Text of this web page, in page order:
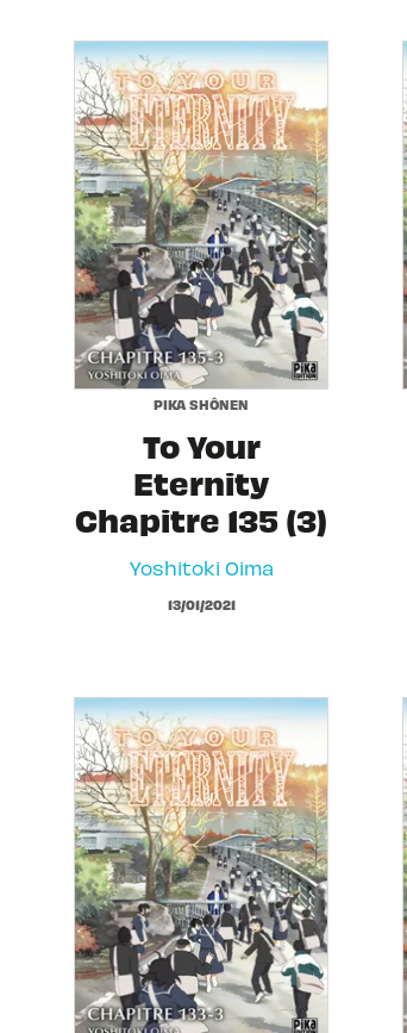
PIKA SHÔNEN
To Your
Eternity
Chapitre 135 (3)
Yoshitoki Oima
13/01/2021